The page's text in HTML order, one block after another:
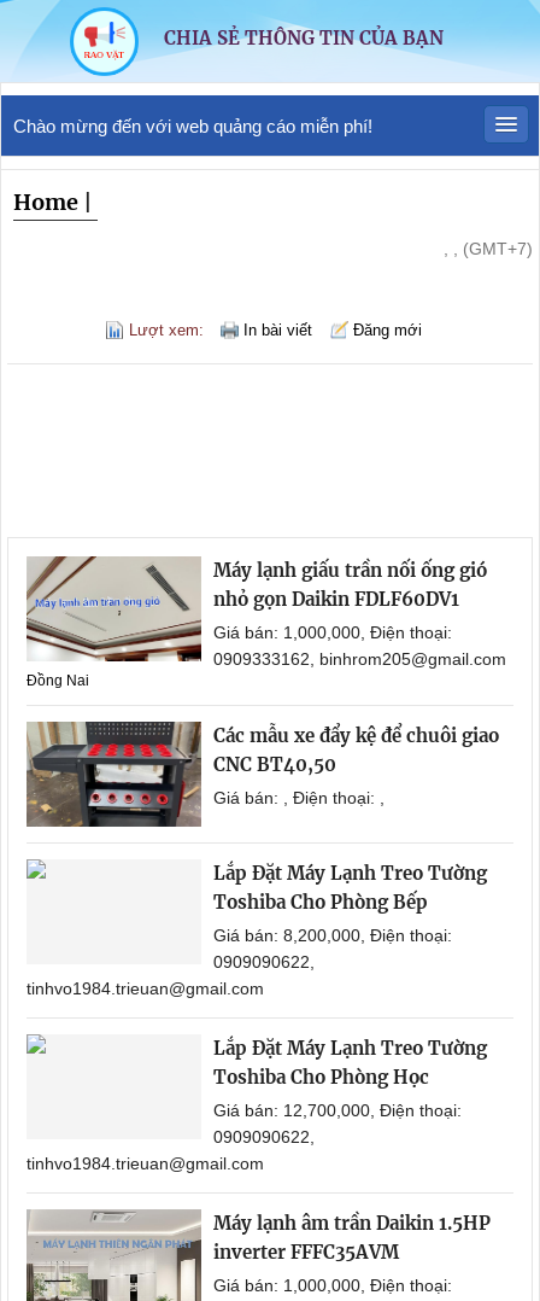
CHIA SẺ THÔNG TIN CỦA BẠN
Chào mừng đến với web quảng cáo miễn phí!
Home
, , (GMT+7)
Lượt xem: In bài viết Đăng mới
Máy lạnh giấu trần nối ống gió
nhỏ gọn Daikin FDLF60DV1
Giá bán: 1,000,000, Điện thoại:
0909333162, binhrom205@gmail.com
Đồng Nai
Các mẫu xe đẩy kệ để chuôi giao
CNC BT40,50
Giá bán: , Điện thoại: ,
Lắp Đặt Máy Lạnh Treo Tường
Toshiba Cho Phòng Bếp
Giá bán: 8,200,000, Điện thoại:
0909090622,
tinhvo1984.trieuan@gmail.com
Lắp Đặt Máy Lạnh Treo Tường
Toshiba Cho Phòng Học
Giá bán: 12,700,000, Điện thoại:
0909090622,
tinhvo1984.trieuan@gmail.com
Máy lạnh âm trần Daikin 1.5HP
inverter FFFC35AVM
Giá bán: 1,000,000, Điện thoại: